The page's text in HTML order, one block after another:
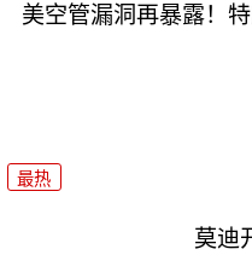
美空管漏洞再暴露！
最热
莫迪